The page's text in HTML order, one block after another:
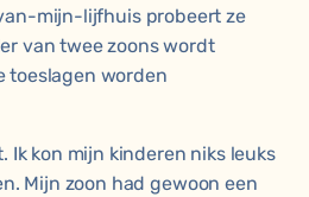
mijn-lijfhuis probeert ze
van twee zoons wordt
toeslagen worden
Ik kon mijn kinderen niks leuks
Mijn zoon had gewoon een